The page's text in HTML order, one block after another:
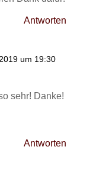
Antworten
um 19:30
sehr! Danke!
Antworten